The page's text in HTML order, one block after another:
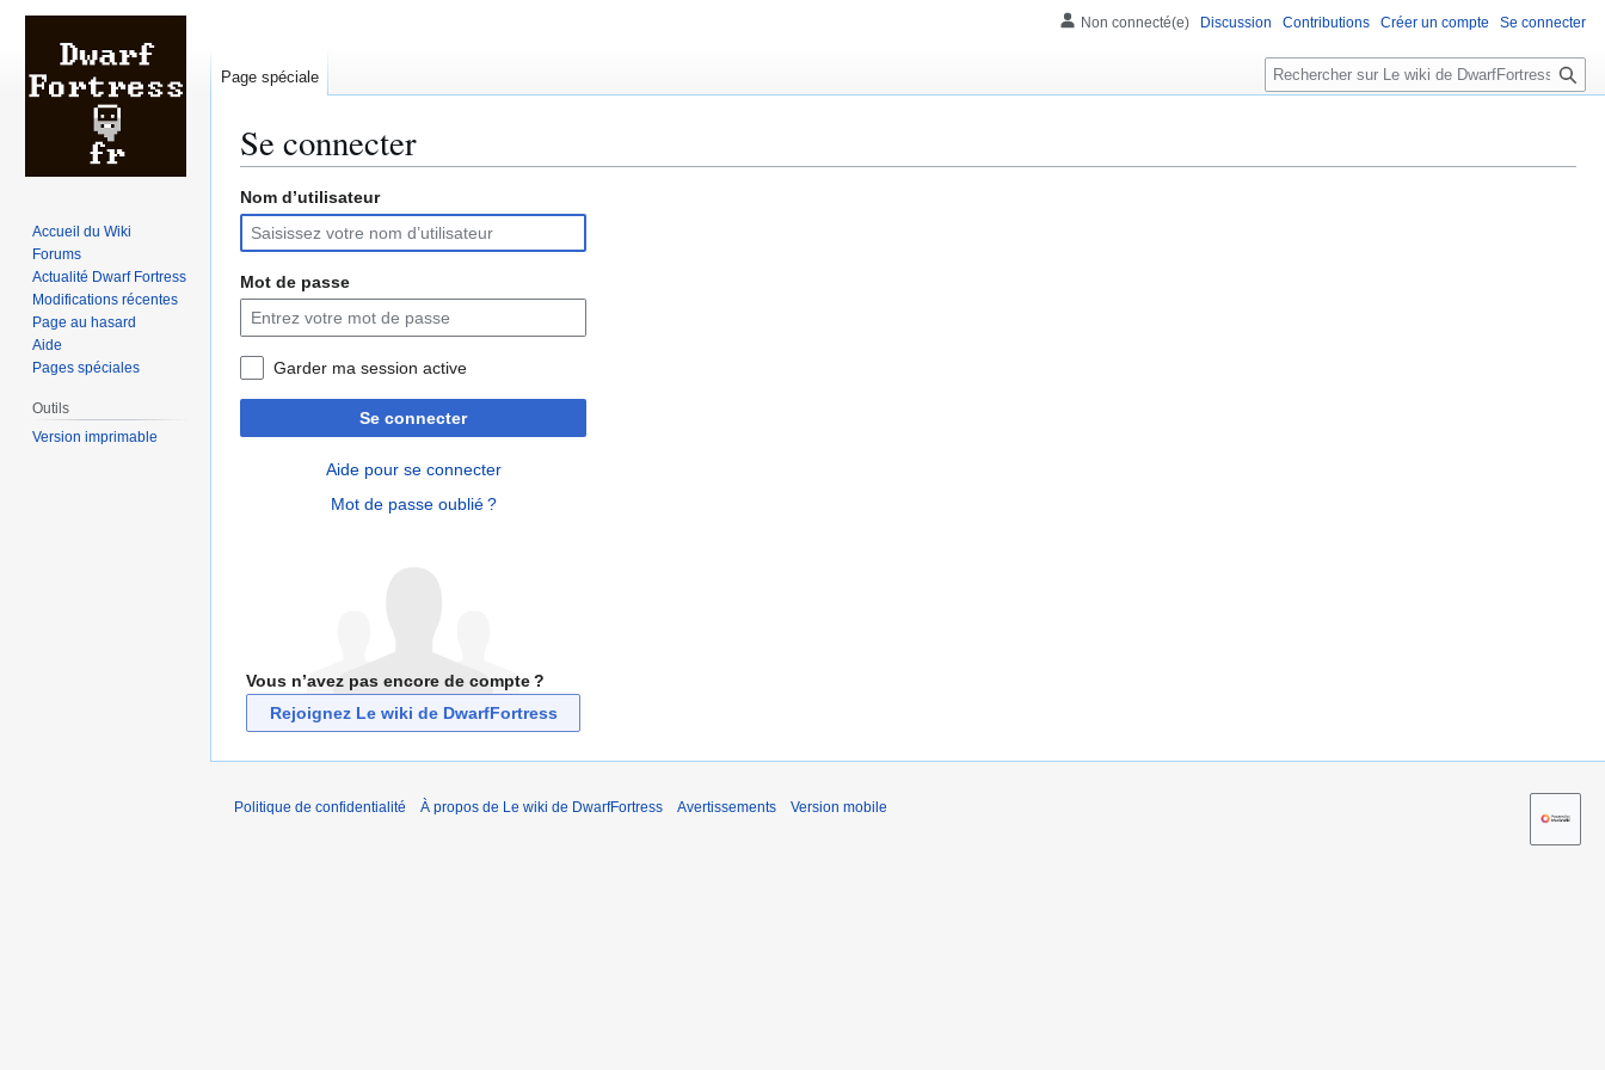
Se connecter
Aller
la
navigation
Aller
la
recherche
Nom d’utilisateur
Mot de passe
Garder ma session active
Se connecter
Aide pour se connecter
Mot de passe oublié ?
Vous n’avez pas encore de compte ?
Rejoignez Le wiki de DwarfFortress
Non connecté(e) Discussion Contributions Créer un compte Se connecter
Page spéciale
R
e
e
Accueil du Wiki
Forums
Actualité Dwarf Fortress
Modifications récentes
Page au hasard
Aide
Pages spéciales
Outils
Version imprimable
Politique de confidentialité À propos de Le wiki de DwarfFortress Avertissements Version mobile